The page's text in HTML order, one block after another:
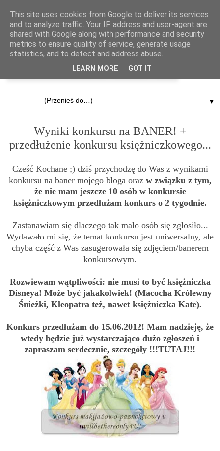
▼
Wyniki konkursu na BANER! +
przedłużenie konkursu księżniczkowego...
Cześć Kochane ;) dziś przychodzę do Was z wynikami
konkursu na baner mojego bloga oraz w związku z tym,
że nie mam jeszcze 10 osób w konkursie
księżniczkowym przedłużam konkurs o 2 tygodnie.
Zastanawiam się dlaczego tak mało osób się zgłosiło...
Wydawało mi się, że temat konkursu jest uniwersalny, ale
chyba część z Was zasugerowała się zdjęciem/banerem
konkursowym.
Rozwiewam wątpliwości: nie musi to być księżniczka
Disneya! Może być jakakolwiek! (Macocha Królewny
Śnieżki, Kleopatra też, nawet księżniczka Kate).
Konkurs przedłużam do 15.06.2012! Mam nadzieję, że
wtedy będzie już wystarczająco dużo zgłoszeń i
zapraszam serdecznie, szczegóły !!!TUTAJ!!!
This site uses cookies from Google to deliver its services
and to analyze traffic. Your IP address and user-agent are
shared with Google along with performance and security
metrics to ensure quality of service, generate usage
statistics, and to detect and address abuse.
LEARN MORE GOT IT